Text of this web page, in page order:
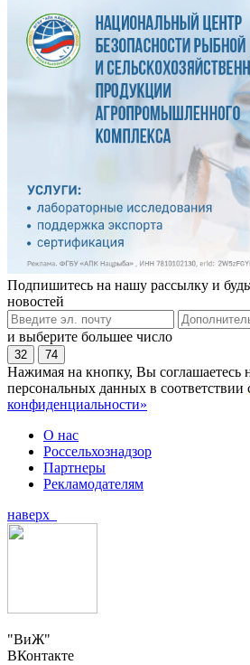
Подпишитесь на нашу рассылку и
новостей
и выберите большее число
32 74
Нажимая на кнопку, Вы соглашаетесь
персональных данных в соответствии
конфиденциальности»
О нас
Россельхознадзор
Партнеры
Рекламодателям
наверх
"ВиЖ"
ВКонтакте